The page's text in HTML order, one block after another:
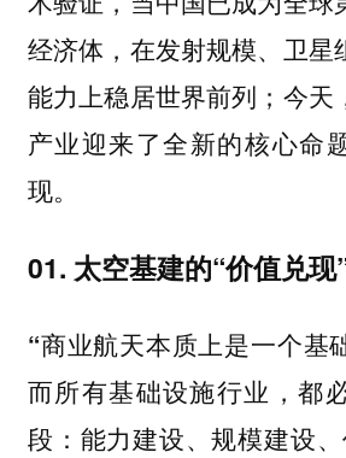
经济体，在发射规模、卫星
能力上稳居世界前列；今天
产业迎来了全新的核心
现。
01. 太空基建的“价值兑现
“商业航天本质上是一个基
而所有基础设施行业，都
段：能力建设、规模建设